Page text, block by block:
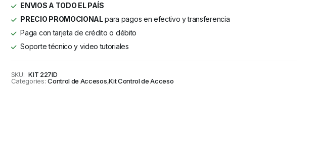
ENVIOS A TODO EL PAÍS
PRECIO PROMOCIONALpara pagos en efectivo y transferencia
Paga con tarjeta de crédito o débito
Soporte técnico y video tutoriales
SKU: KIT 227ID
Categories: Control de Accesos,Kit Control de Acceso